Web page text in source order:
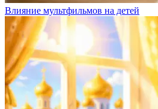
Влияние мультфильмов на детей